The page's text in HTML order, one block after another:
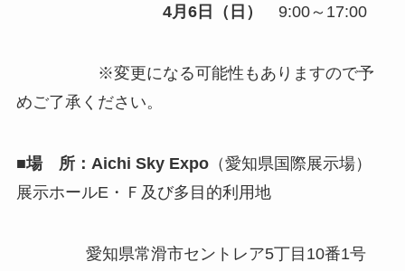
4月6日（日） 9:00～17:00
※変更になる可能性もありますので予
めご了承ください。
■場 所：Aichi Sky Expo（愛知県国際展示場）
展示ホールE・Ｆ及び多目的利用地
愛知県常滑市セントレア5丁目10番1号